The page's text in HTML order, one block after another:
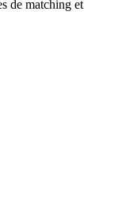
de matching et